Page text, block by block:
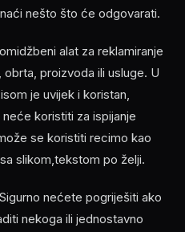
nešto što će odgovarati.
alat za reklamiranje
proizvoda ili usluge. U
je uvijek i koristan,
koristiti za ispijanje
se koristiti recimo kao
slikom,tekstom po želji.
nećete pogriješiti ako
nekoga ili jednostavno